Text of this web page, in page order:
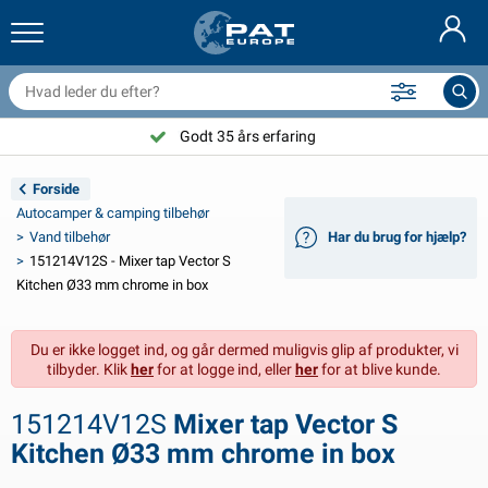
& tilbehør
udstyr til trailer
Belysning
Belysning Aspöck
Belysning Radex
belysning for tilhengere
panel
indvendig
& solprodukter
& 24V tilbehør
og topbetræk
& autocamper udvendig
& bobil invendig
til gas
tilbehør
og beslag
og sjækler
og vedligeholdelse
covers og tilbehør
Brandslukker & brandtæpper
produkter
Nederlands
Deutsch
English
Français
Norsk
Suomalainen
Godt 35 års erfaring
Forside
Autocamper & camping tilbehør
Vand tilbehør
151214V12S - Mixer tap Vector S
Kitchen Ø33 mm chrome in box
Har du brug for hjælp?
Du er ikke logget ind, og går dermed muligvis glip af produkter, vi
tilbyder. Klikherfor at logge ind, ellerherfor at blive kunde.
151214V12S Mixer tap Vector S
Kitchen Ø33 mm chrome in box